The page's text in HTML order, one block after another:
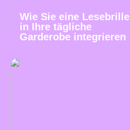
Wie Sie eine Lesebrille
in Ihre tägliche
Garderobe integrieren